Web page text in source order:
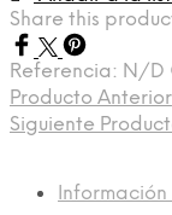
Share this
Referencia: N/D
Producto Anterior
Siguiente